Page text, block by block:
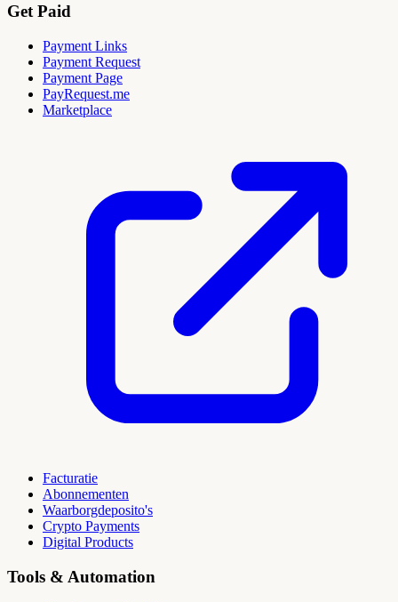
Get Paid
Payment Links
Payment Request
Payment Page
PayRequest.me
Marketplace
Facturatie
Abonnementen
Waarborgdeposito's
Crypto Payments
Digital Products
Tools & Automation